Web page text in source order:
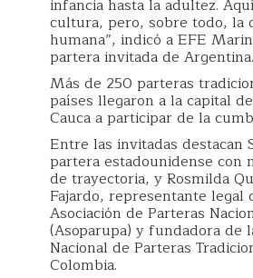
infancia hasta la adultez.
cultura, pero, sobre todo, la
humana”, indicó a EFE
partera invitada de Argentina.
Más de 250 parteras
países llegaron a la capital
Cauca a participar de la
Entre las invitadas destacan
partera estadounidense con
de trayectoria, y Rosmilda
Fajardo, representante legal
Asociación de Parteras
(Asoparupa) y fundadora de
Nacional de Parteras
Colombia.